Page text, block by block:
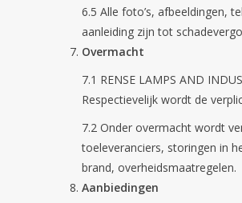
6.5 Alle foto’s, afbeeldingen,
aanleiding zijn tot
Overmacht
7.1 RENSE LAMPS AND
Respectievelijk wordt de
7.2 Onder overmacht wordt
toeleveranciers, storingen in
brand, overheidsmaatregelen.
Aanbiedingen